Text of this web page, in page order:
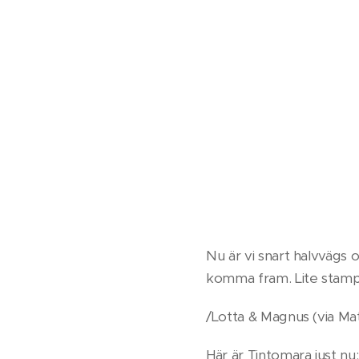
Nu är vi snart
komma fram. Lite
/Lotta & Magnus (via
Här är Tintomara just nu: